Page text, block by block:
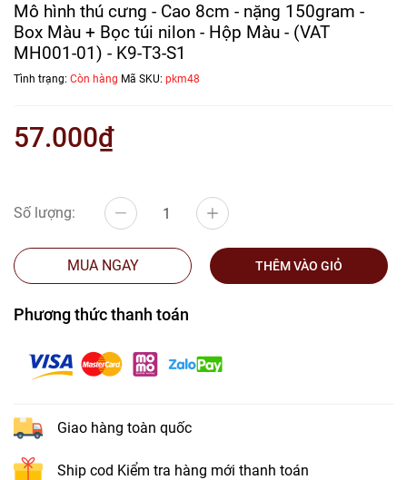
Mô hình thú cưng - Cao 8cm - nặng 150gram -
Box Màu + Bọc túi nilon - Hộp Màu - (VAT
MH001-01) - K9-T3-S1
Tình trạng: Còn hàng Mã SKU: pkm48
57.000₫
Số lượng:
MUA NGAY THÊM VÀO GIỎ
Phương thức thanh toán
Giao hàng toàn quốc
Ship cod Kiểm tra hàng mới thanh toán